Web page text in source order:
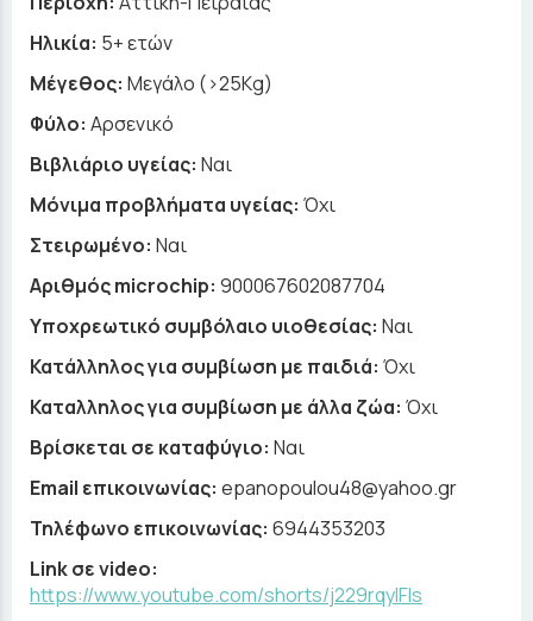
Ηλικία: 5+ ετών
Μέγεθος: Μεγάλο (>25Kg)
Φύλο: Αρσενικό
Βιβλιάριο υγείας: Ναι
Μόνιμα προβλήματα υγείας: Όχι
Στειρωμένο: Ναι
Αριθμός microchip: 900067602087704
Υποχρεωτικό συμβόλαιο υιοθεσίας: Ναι
Κατάλληλος για συμβίωση με παιδιά: Όχι
Καταλληλος για συμβίωση με άλλα ζώα: Όχι
Βρίσκεται σε καταφύγιο: Ναι
Email επικοινωνίας: epanopoulou48@yahoo.gr
Τηλέφωνο επικοινωνίας: 6944353203
Link σε video:
https://www.youtube.com/shorts/j229rqyIFls